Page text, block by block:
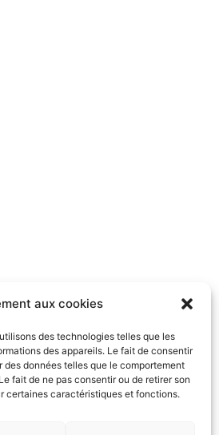
aux cookies
des technologies telles que les
des appareils. Le fait de consentir
données telles que le comportement
fait de ne pas consentir ou de retirer son
certaines caractéristiques et fonctions.